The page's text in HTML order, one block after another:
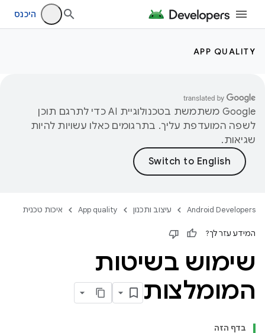
היכנס
APP QUALITY
‫Google משתמשת בטכנולוגיית AI כדי לתרגם תוכן
לשפה המועדפת עליך. בתרגומים כאלו עשויות להיות
שגיאות.
Android Developers עיצוב ותכנון App quality איכות טכנית
המידע עזר לך?
שימוש בשיטות
המומלצות
בדף הזה